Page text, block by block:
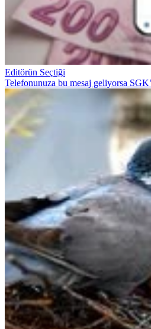
Editörün Seçtiği
Telefonunuza bu mesaj geliyorsa